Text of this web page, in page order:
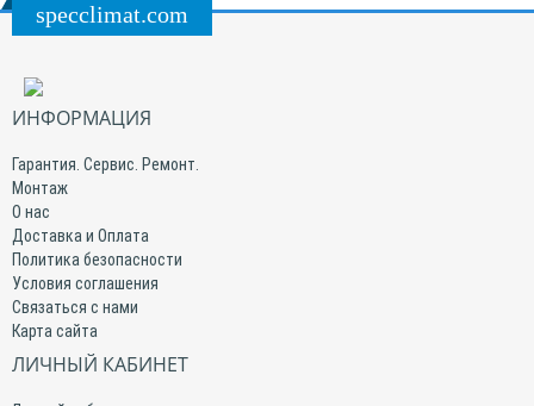
specclimat.com
ИНФОРМАЦИЯ
Гарантия. Сервис. Ремонт.
Монтаж
О нас
Доставка и Оплата
Политика безопасности
Условия соглашения
Связаться с нами
Карта сайта
ЛИЧНЫЙ КАБИНЕТ